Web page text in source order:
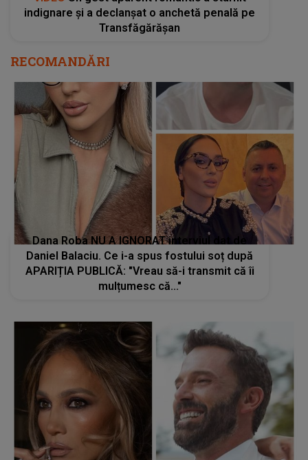
indignare și a declanșat o anchetă penală pe
Transfăgărășan
RECOMANDĂRI
Dana Roba NU A IGNORAT interviul dat de
Daniel Balaciu. Ce i-a spus fostului soț după
APARIȚIA PUBLICĂ: "Vreau să-i transmit că îi
mulțumesc că..."